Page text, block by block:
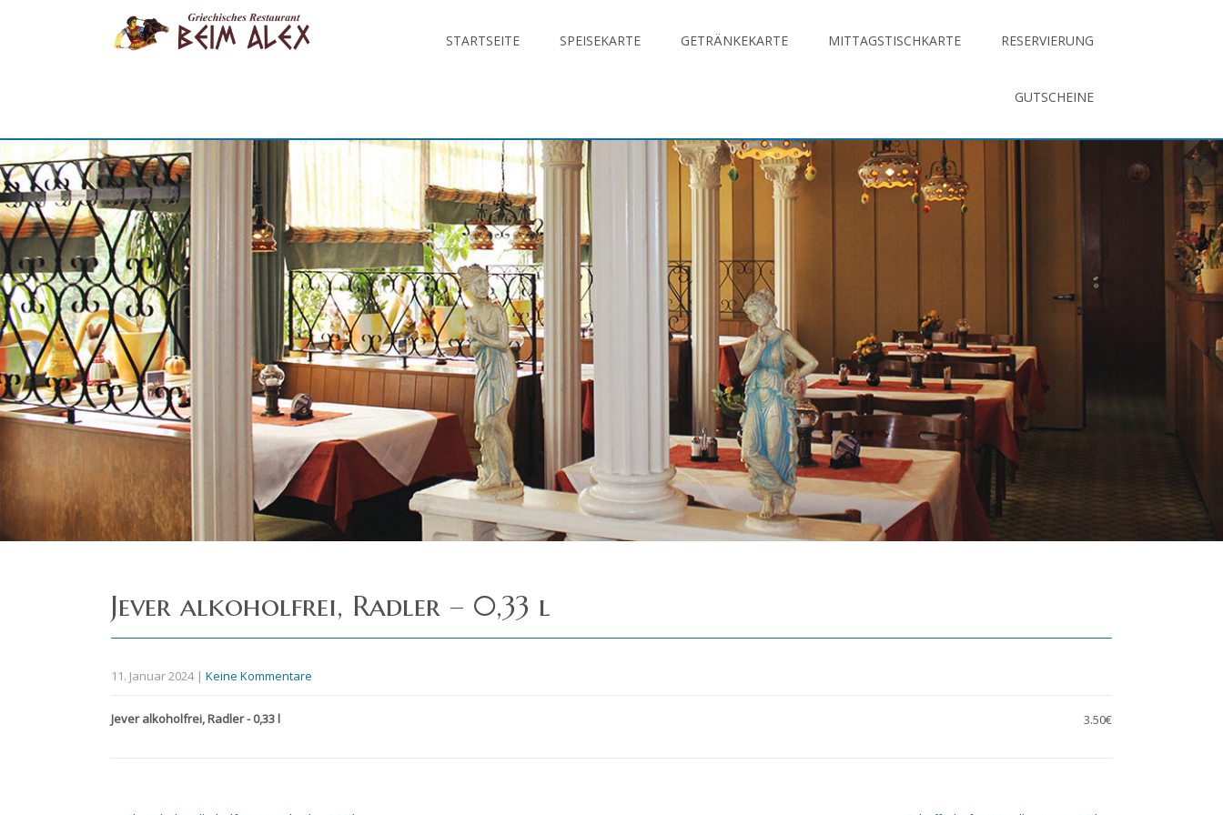
STARTSEITE SPEISEKARTE GETRÄNKEKARTE MITTAGSTISCHKARTE RESERVIERUNG
GUTSCHEINE
Jever alkoholfrei, Radler – 0,33 l
11. Januar 2024 | Keine Kommentare
Jever alkoholfrei, Radler - 0,33 l 3.50€
Post